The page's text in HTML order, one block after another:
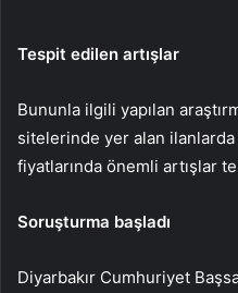
Tespit edilen artışlar
Bununla ilgili yapılan
sitelerinde yer alan
fiyatlarında önemli artışlar
Soruşturma başladı
Diyarbakır Cumhuriyet